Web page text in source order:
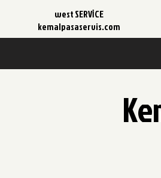
west SERVİCE
kemalpasaservis.com